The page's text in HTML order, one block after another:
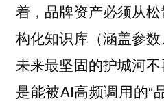
着，品牌资产必须从
构化知识库（涵盖参数
未来最坚固的护城河
是能被AI高频调用的“